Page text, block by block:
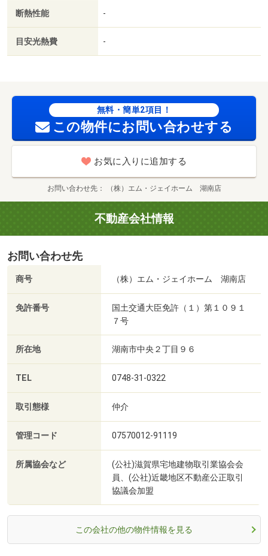
断熱性能 -
目安光熱費 -
無料・簡単2項目！
この物件にお問い合わせする
お気に入りに追加する
お問い合わせ先 （株）エム・ジェイホーム 湖南店
不動産会社情報
お問い合わせ先
商号 （株）エム・ジェイホーム 湖南店
免許番号
国土交通大臣免許（１）第１０９１
７号
所在地 湖南市中央２丁目９６
TEL 0748-31-0322
取引態様 仲介
管理コード 07570012-91119
所属協会など
(公社)滋賀県宅地建物取引業協会会
員、(公社)近畿地区不動産公正取引
協議会加盟
この会社の他の物件情報を見る